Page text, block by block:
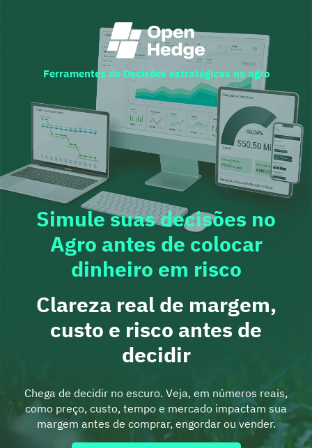
Ferramentes de Decisões estratégicas no agro
Simule suas decisões no
Agro antes de colocar
dinheiro em risco
Clareza real de margem,
custo e risco antes de
decidir
Chega de decidir no escuro. Veja, em números reais,
como preço, custo, tempo e mercado impactam sua
margem antes de comprar, engordar ou vender.